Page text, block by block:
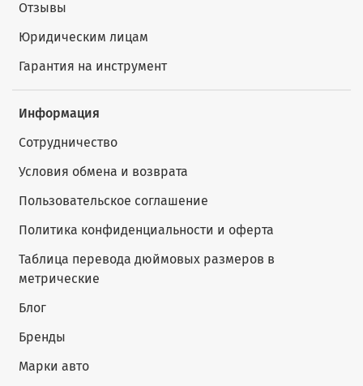
Отзывы
Юридическим лицам
Гарантия на инструмент
Информация
Сотрудничество
Условия обмена и возврата
Пользовательское соглашение
Политика конфиденциальности и оферта
Таблица перевода дюймовых размеров в
метрические
Блог
Бренды
Марки авто